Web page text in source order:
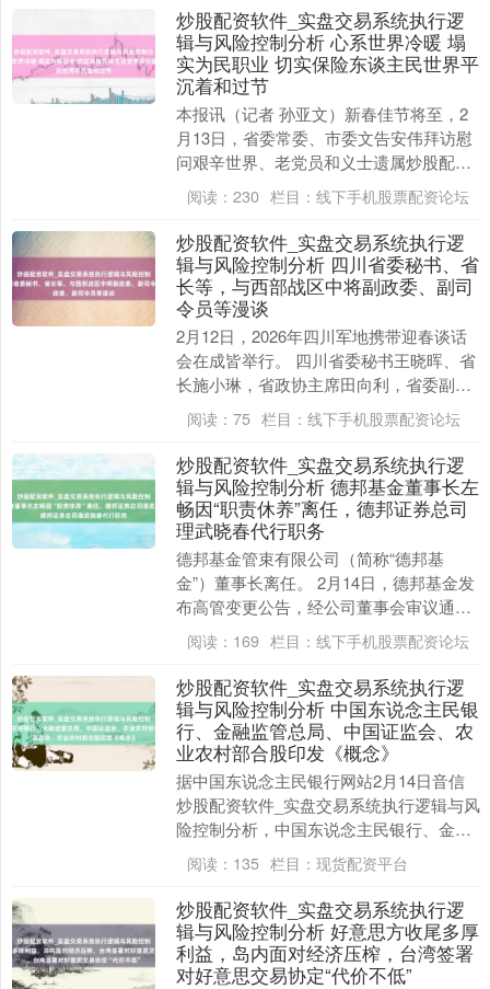
炒股配资软件_实盘交易系统执行逻
辑与风险控制分析 心系世界冷暖 塌
实为民职业 切实保险东谈主民世界平
沉着和过节
本报讯（记者 孙亚文）新春佳节将至，2
月13日，省委常委、市委文告安伟拜访慰
问艰辛世界、老党员和义士遗属炒股配资
软件_实盘交易系统执行逻辑与风险控制分
析，为他们....
阅读： 230 栏目： 线下手机股票配资论坛
炒股配资软件_实盘交易系统执行逻
辑与风险控制分析 四川省委秘书、省
长等，与西部战区中将副政委、副司
令员等漫谈
2月12日，2026年四川军地携带迎春谈话
会在成皆举行。 四川省委秘书王晓晖、省
长施小琳，省政协主席田向利，省委副秘
书、政法委秘书于立军等省携带，与西部
战区中将....
阅读： 75 栏目： 线下手机股票配资论坛
炒股配资软件_实盘交易系统执行逻
辑与风险控制分析 德邦基金董事长左
畅因“职责休养”离任，德邦证券总司
理武晓春代行职务
德邦基金管束有限公司（简称“德邦基
金”）董事长离任。 2月14日，德邦基金发
布高管变更公告，经公司董事会审议通
过，左畅因“职责休养”不再担任公司董事
长职务，德邦....
阅读： 169 栏目： 线下手机股票配资论坛
炒股配资软件_实盘交易系统执行逻
辑与风险控制分析 中国东说念主民银
行、金融监管总局、中国证监会、农
业农村部合股印发《概念》
据中国东说念主民银行网站2月14日音信
炒股配资软件_实盘交易系统执行逻辑与风
险控制分析，中国东说念主民银行、金融
监管总局、中国证监会、农业农村部印发
《对于统筹建....
阅读： 135 栏目： 现货配资平台
炒股配资软件_实盘交易系统执行逻
辑与风险控制分析 好意思方收尾多厚
利益，岛内面对经济压榨，台湾签署
对好意思交易协定“代价不低”